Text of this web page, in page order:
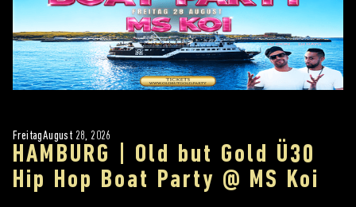
FreitagAugust 28, 2026
HAMBURG | Old but Gold Ü30
Hip Hop Boat Party @ MS Koi